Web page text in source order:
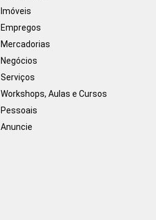
Imóveis
Empregos
Mercadorias
Negócios
Serviços
Workshops, Aulas e Cursos
Pessoais
Anuncie